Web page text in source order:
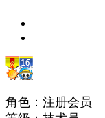
角色：注册会员